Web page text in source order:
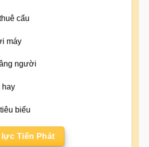
cẩu
máy
người
hay
biểu
Tiến Phát